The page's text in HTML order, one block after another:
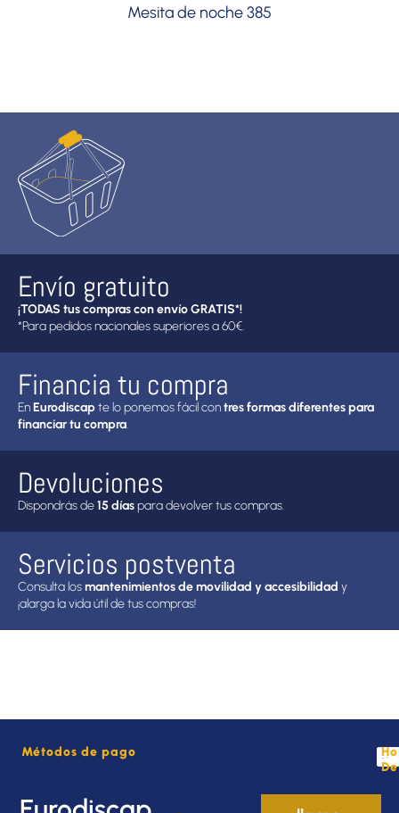
Mesita de noche 385
Envío gratuito
¡TODAS tus compras con envío GRATIS*!
*Para pedidos nacionales superiores a 60€.
Financia tu compra
EnEurodiscapte lo ponemos fácil contres formas diferentes para
financiar tu compra.
Devoluciones
Dispondrás de15 díaspara devolver tus compras.
Servicios postventa
Consulta losmantenimientos de movilidad y accesibilidad y
¡alarga la vida útil de tus compras!
Métodos de pago